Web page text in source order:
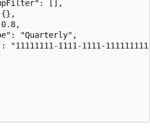
[],
"Quarterly",
"11111111-1111-1111-